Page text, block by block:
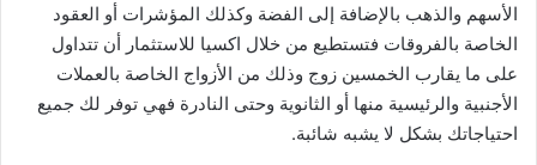
الأسهم والذهب بالإضافة إلى الفضة وكذلك المؤشرات أو العقود
الخاصة بالفروقات فتستطيع من خلال اكسيا للاستثمار أن تتداول
على ما يقارب الخمسين زوج وذلك من الأزواج الخاصة بالعملات
الأجنبية والرئيسية منها أو الثانوية وحتى النادرة فهي توفر لك جميع
احتياجاتك بشكل لا يشبه شائبة.